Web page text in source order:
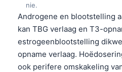
nie.
Androgene en blootstelling
kan TBG verlaag en T3-
estrogeenblootstelling
opname verlaag.
ook perifere omskakeling
Čeština
ქართული
Русский
Lietuvių kalba